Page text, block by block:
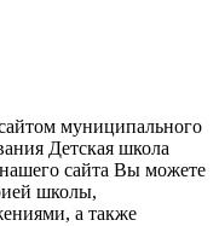
муниципального
Детская школа
сайта Вы можете
школы,
а также